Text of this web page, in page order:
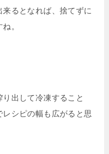
るとなれば、捨てずに
。
出して冷凍すること
シピの幅も広がると思